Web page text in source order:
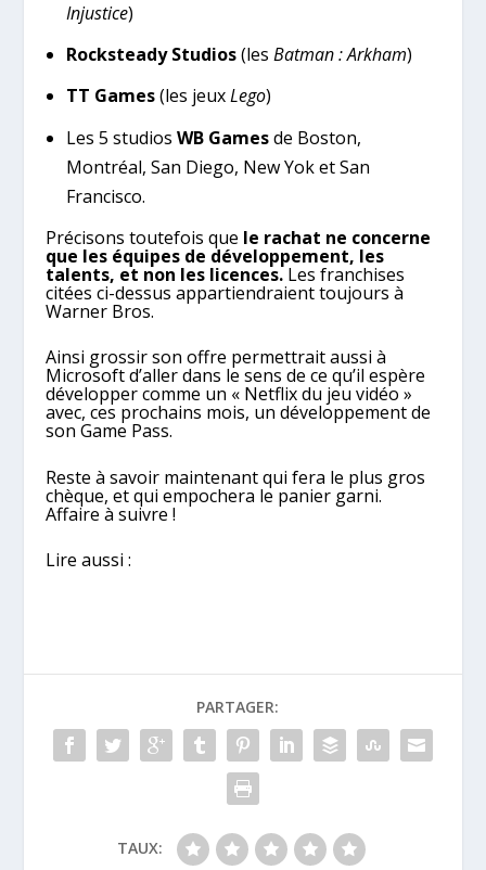
Injustice)
Rocksteady Studios(les Batman : Arkham)
TT Games(les jeuxLego)
Les 5 studios WB Gamesde Boston,
Montréal, San Diego, New Yok et San
Francisco.
Précisons toutefois que le rachat ne concerne
que les équipes de développement, les
talents, et non les licences.Les franchises
citées ci-dessus appartiendraient toujours à
Warner Bros.
Ainsi grossir son offre permettrait aussi à
Microsoft d’aller dans le sens de ce qu’il espère
développer comme un « Netflix du jeu vidéo »
avec, ces prochains mois, un développement de
son Game Pass.
Reste à savoir maintenant qui fera le plus gros
chèque, et qui empochera le panier garni.
Affaire à suivre !
Lire aussi :
PARTAGER:
TAUX: